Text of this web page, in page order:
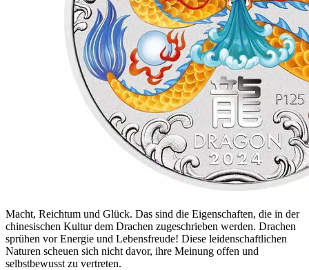
Macht, Reichtum und Glück. Das sind die Eigenschaften, die in der
chinesischen Kultur dem Drachen zugeschrieben werden. Drachen
sprühen vor Energie und Lebensfreude! Diese leidenschaftlichen
Naturen scheuen sich nicht davor, ihre Meinung offen und
selbstbewusst zu vertreten.